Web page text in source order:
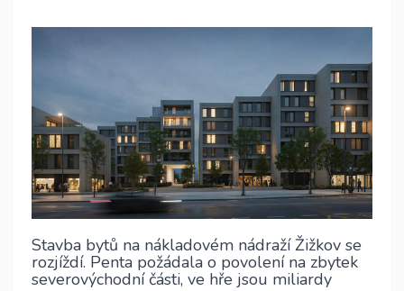
Stavba bytů na nákladovém nádraží Žižkov se
rozjíždí. Penta požádala o povolení na zbytek
severovýchodní části, ve hře jsou miliardy